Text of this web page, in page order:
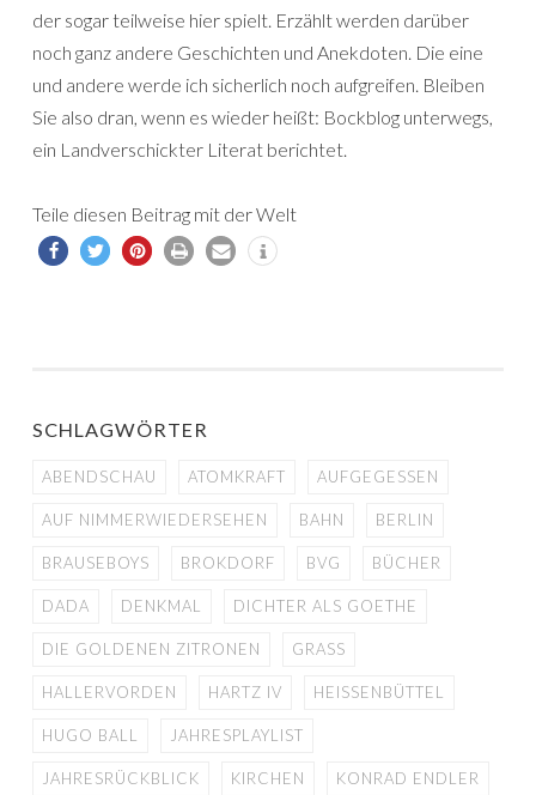
der sogar teilweise hier spielt. Erzählt werden darüber
noch ganz andere Geschichten und Anekdoten. Die eine
und andere werde ich sicherlich noch aufgreifen. Bleiben
Sie also dran, wenn es wieder heißt: Bockblog unterwegs,
ein Landverschickter Literat berichtet.
Teile diesen Beitrag mit der Welt
SCHLAGWÖRTER
ABENDSCHAU ATOMKRAFT AUFGEGESSEN
AUF NIMMERWIEDERSEHEN BAHN BERLIN
BRAUSEBOYS BROKDORF BVG BÜCHER
DADA DENKMAL DICHTER ALS GOETHE
DIE GOLDENEN ZITRONEN GRASS
HALLERVORDEN HARTZ IV HEISSENBÜTTEL
HUGO BALL JAHRESPLAYLIST
JAHRESRÜCKBLICK KIRCHEN KONRAD ENDLER